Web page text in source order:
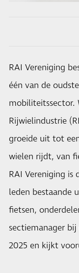
RAI Vereniging
één van de
mobiliteitssector.
Rijwielindustrie
groeide uit tot
wielen rijdt, van
RAI Vereniging is
leden bestaande
fietsen,
sectiemanager
2025 en kijkt